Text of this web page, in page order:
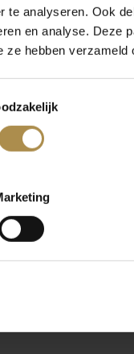
te analyseren. Ook
en analyse. Deze
ze hebben